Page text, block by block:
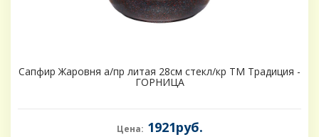
Сапфир Жаровня а/пр литая 28см стекл/кр ТМ Традиция -
ГОРНИЦА
Цена: 1921руб.